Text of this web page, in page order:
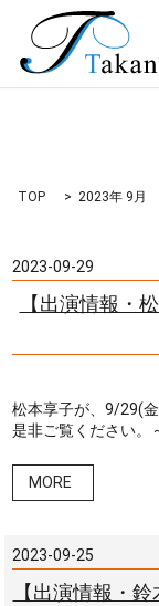
TOP 2023年 9月
2023-09-29
【出演情報・
松本享子が、9/29(
是非ご覧ください。
MORE
2023-09-25
【出演情報・